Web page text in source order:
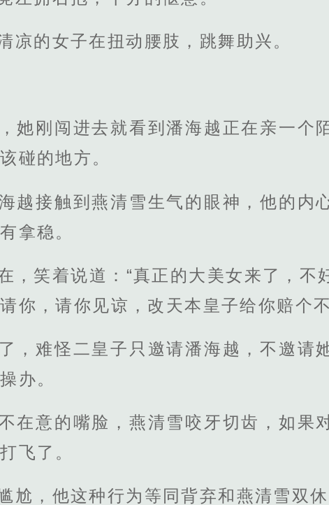
凉的女子在扭动腰肢，跳舞助兴。
她刚闯进去就看到潘海越正在亲一个
碰的地方。
越接触到燕清雪生气的眼神，他的内
拿稳。
，笑着说道：“真正的大美女来了，不
你，请你见谅，改天本皇子给你赔个
，难怪二皇子只邀请潘海越，不邀请
办。
在意的嘴脸，燕清雪咬牙切齿，如果
飞了。
尬，他这种行为等同背弃和燕清雪双休